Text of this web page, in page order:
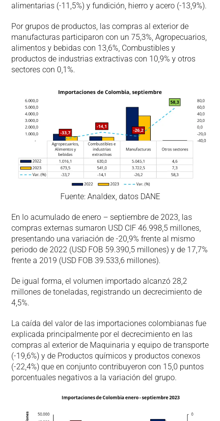
alimentarias (-11,5%) y fundición, hierro y acero (-13,9%).
Por grupos de productos, las compras al exterior de
manufacturas participaron con un 75,3%, Agropecuarios,
alimentos y bebidas con 13,6%, Combustibles y
productos de industrias extractivas con 10,9% y otros
sectores con 0,1%.
Fuente: Analdex, datos DANE
En lo acumulado de enero – septiembre de 2023, las
compras externas sumaron USD CIF 46.998,5 millones,
presentando una variación de -20,9% frente al mismo
periodo de 2022 (USD FOB 59.390,5 millones) y de 17,7%
frente a 2019 (USD FOB 39.533,6 millones).
De igual forma, el volumen importado alcanzó 28,2
millones de toneladas, registrando un decrecimiento de
4,5%.
La caída del valor de las importaciones colombianas fue
explicada principalmente por el decrecimiento en las
compras al exterior de Maquinaria y equipo de transporte
(-19,6%) y de Productos químicos y productos conexos
(-22,4%) que en conjunto contribuyeron con 15,0 puntos
porcentuales negativos a la variación del grupo.